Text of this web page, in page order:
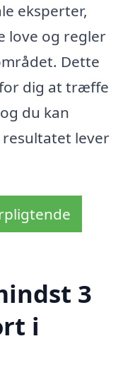
eksperter,
love og regler
Dette
dig at træffe
du kan
lever
3
i